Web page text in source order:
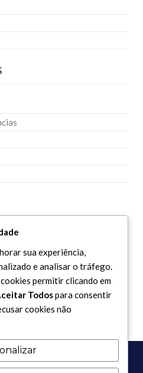
sua experiência,
e analisar o tráfego.
permitir clicando em
Todospara consentir
cookies não